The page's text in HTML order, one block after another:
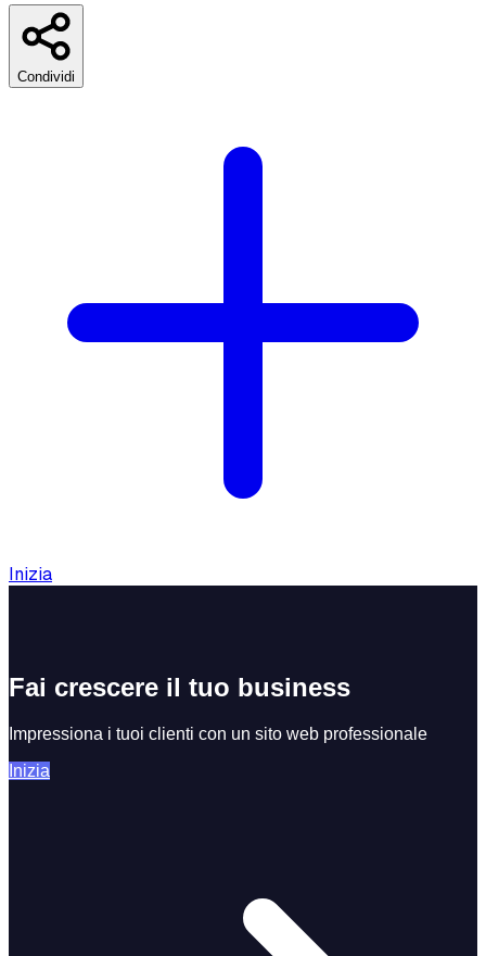
Condividi
Inizia
Fai crescere il tuo business
Impressiona i tuoi clienti con un sito web professionale
Inizia